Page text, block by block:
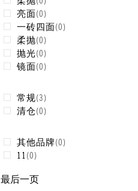
亮面(0)
一砖四面(0)
柔抛(0)
抛光(0)
镜面(0)
常规 (3)
清仓(0)
其他品牌(0)
11 (0)
最后一页